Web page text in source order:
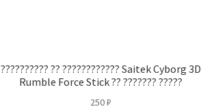
?????????? ?? ???????????? Saitek Cyborg 3D
Rumble Force Stick ?? ??????? ?????
250₽